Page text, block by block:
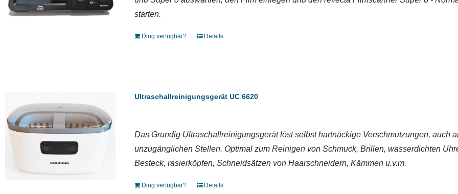
starten.
Ding verfügbar? Details
Ultraschallreinigungsgerät UC 6620
Das Grundig Ultraschallreinigungsgerät löst selbst hartnäckige Verschmutzungen, auch
unzugänglichen Stellen. Optimal zum Reinigen von Schmuck, Brillen, wasserdichten
Besteck, rasierköpfen, Schneidsätzen von Haarschneidern, Kämmen u.v.m.
Ding verfügbar? Details